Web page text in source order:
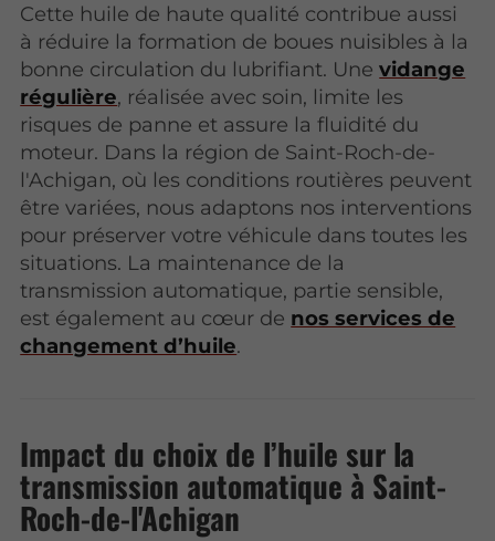
Cette huile de haute qualité contribue aussi
à réduire la formation de boues nuisibles à la
bonne circulation du lubrifiant. Unevidange
régulière, réalisée avec soin, limite les
risques de panne et assure la fluidité du
moteur. Dans la région de Saint-Roch-de-
l'Achigan, où les conditions routières peuvent
être variées, nous adaptons nos interventions
pour préserver votre véhicule dans toutes les
situations. La maintenance de la
transmission automatique, partie sensible,
est également au cœur de nos services de
changement d’huile.
Impact du choix de l’huile sur la
transmission automatique à Saint-
Roch-de-l'Achigan